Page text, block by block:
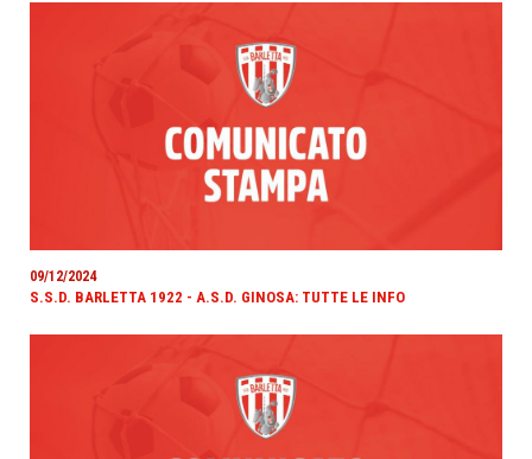
09/12/2024
S.S.D. BARLETTA 1922 - A.S.D. GINOSA: TUTTE LE INFO